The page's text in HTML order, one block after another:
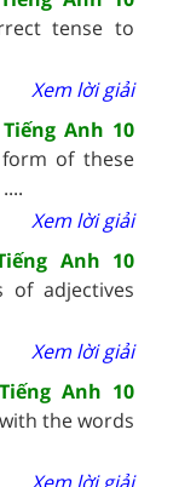
tense to
Xem lời giải
Anh 10
of these
Xem lời giải
Anh 10
of adjectives
Xem lời giải
Anh 10
the words